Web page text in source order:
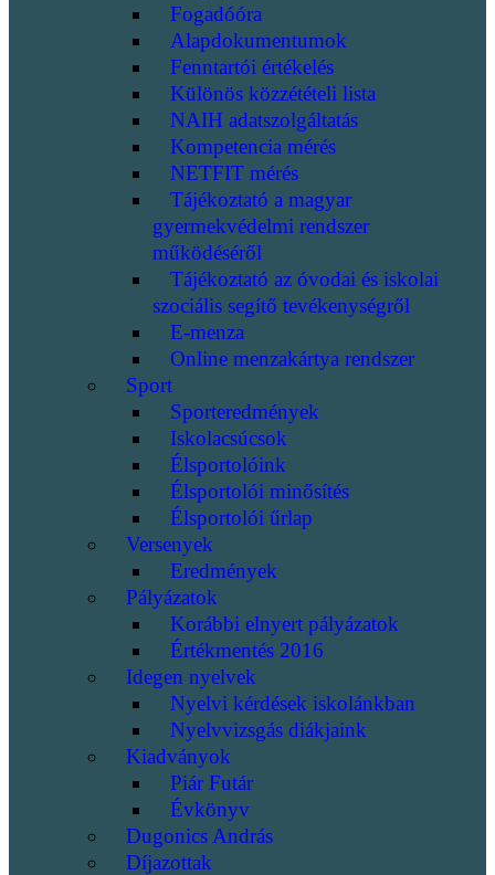
Fogadóóra
Alapdokumentumok
Fenntartói értékelés
Különös közzétételi lista
NAIH adatszolgáltatás
Kompetencia mérés
NETFIT mérés
Tájékoztató a magyar
gyermekvédelmi rendszer
működéséről
Tájékoztató az óvodai és iskolai
szociális segítő tevékenységről
E-menza
Online menzakártya rendszer
Sport
Sporteredmények
Iskolacsúcsok
Élsportolóink
Élsportolói minősítés
Élsportolói űrlap
Versenyek
Eredmények
Pályázatok
Korábbi elnyert pályázatok
Értékmentés 2016
Idegen nyelvek
Nyelvi kérdések iskolánkban
Nyelvvizsgás diákjaink
Kiadványok
Piár Futár
Évkönyv
Dugonics András
Díjazottak